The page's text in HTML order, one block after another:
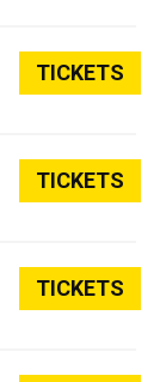
TICKETS
TICKETS
TICKETS